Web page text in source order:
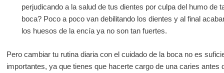
perjudicando a la salud de tus dientes por culpa del humo de
boca? Poco a poco van debilitando los dientes y al final
los huesos de la encía ya no son tan fuertes.
Pero cambiar tu rutina diaria con el cuidado de la boca no es
importantes, ya que tienes que hacerte cargo de una caries antes